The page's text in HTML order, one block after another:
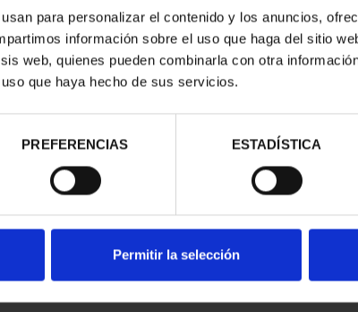
para personalizar el contenido y los anuncios,
información sobre el uso que haga del sitio
web, quienes pueden combinarla con otra
que haya hecho de sus servicios.
PREFERENCIAS ESTADÍSTICA
Permitir la selección